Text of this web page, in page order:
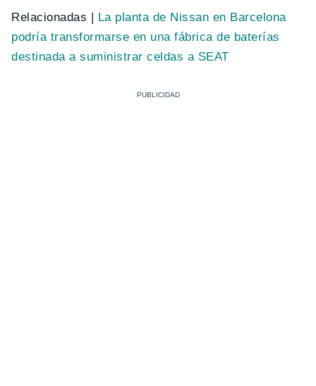
Relacionadas |
La planta de Nissan en Barcelona
podría transformarse en una fábrica de baterías
destinada a suministrar celdas a SEAT